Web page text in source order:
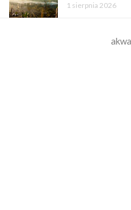
1 sierpnia 2026